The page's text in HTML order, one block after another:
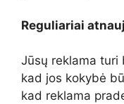
Reguliariai
Jūsų reklama turi
kad jos kokybė
kad reklama